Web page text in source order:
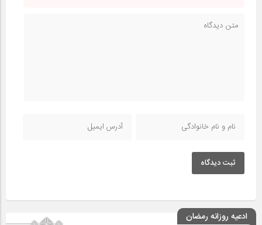
ثبت دیدگاه
ادعیه روزانه رمضان